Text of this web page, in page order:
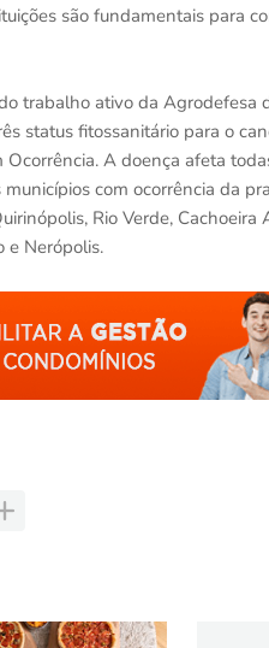
são fundamentais para
trabalho ativo da Agrodefesa
status fitossanitário para o
A doença afeta
com ocorrência da
Rio Verde, Cachoeira
e Nerópolis.